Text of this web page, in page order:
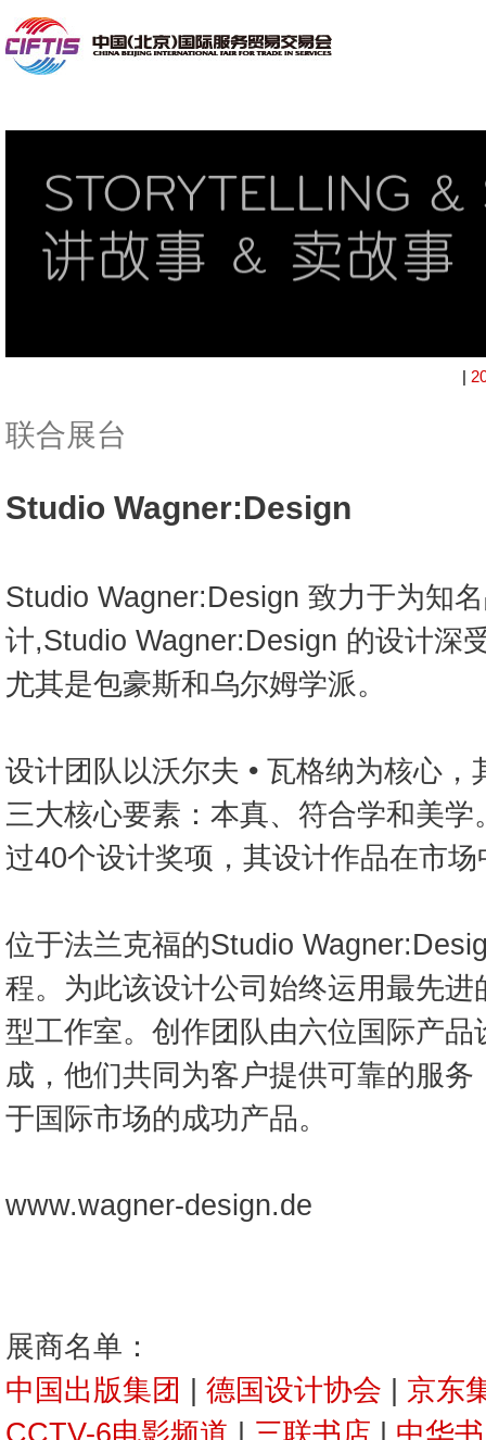
|
联合展台
Studio Wagner:Design
Studio Wagner:Design 致力于为知
计,Studio Wagner:Design 的设计深
尤其是包豪斯和乌尔姆学派。
设计团队以沃尔夫 • 瓦格纳为核心
三大核心要素：本真、符合学和美
过40个设计奖项，其设计作品在市
位于法兰克福的Studio
程。为此该设计公司始终运用最先
型工作室。创作团队由六位国际产
成，他们共同为客户提供可靠的服
于国际市场的成功产品。
www.wagner-design.de
展商名单：
中国出版集团
德国设计协会
京东
CCTV-6电影频道
三联书店
中华